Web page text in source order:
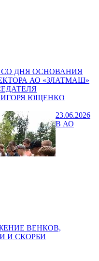
СО ДНЯ ОСНОВАНИЯ
АО «ЗЛАТМАШ»
ЮЩЕНКО
23.06.2026
В АО
ВЕНКОВ,
И СКОРБИ